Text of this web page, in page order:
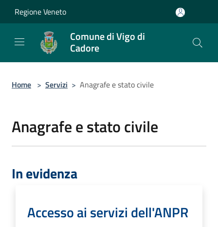
Regione Veneto
Comune di Vigo di
Cadore
Home > Servizi > Anagrafe e stato civile
Anagrafe e stato civile
In evidenza
Accesso ai servizi dell'ANPR